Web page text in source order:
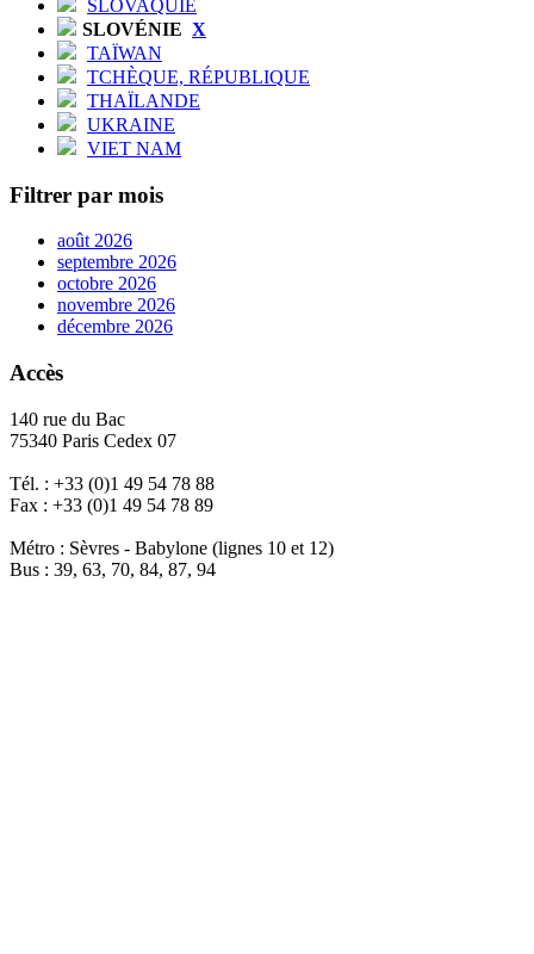
SLOVAQUIE
SLOVÉNIE X
TAÏWAN
TCHÈQUE, RÉPUBLIQUE
THAÏLANDE
UKRAINE
VIET NAM
Filtrer par mois
août 2026
septembre 2026
octobre 2026
novembre 2026
décembre 2026
Accès
140 rue du Bac
75340 Paris Cedex 07
Tél. : +33 (0)1 49 54 78 88
Fax : +33 (0)1 49 54 78 89
Métro : Sèvres - Babylone (lignes 10 et 12)
Bus : 39, 63, 70, 84, 87, 94